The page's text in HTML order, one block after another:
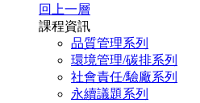
回上一層
課程資訊
品質管理系列
環境管理/碳排系列
社會責任/驗廠系列
永續議題系列